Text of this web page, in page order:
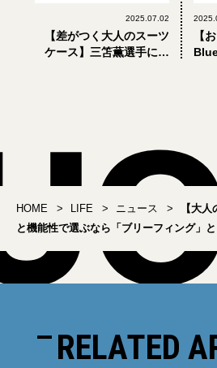
2025.07.02
【差がつく大人のスーツ
ケース】三笘薫選手にイ
【
HOME LIFE ニュース
【大
と機能性で選ぶなら「ブリーフィング」
RELATED